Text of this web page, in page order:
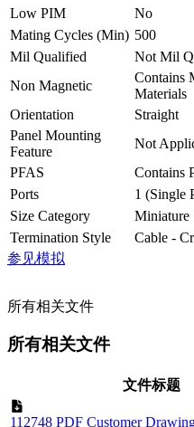
Low PIM
No
Mating Cycles (Min) 500
Mil Qualified
Not Mil
Non Magnetic
Contains
Materials
Orientation
Straight
Panel Mounting
Feature
Not
PFAS
Contains
Ports
1 (Single
Size Category
Miniature
Termination Style
Cable -
参见模拟
所有相关文件
所有相关文件
文件标题
112748 PDF Customer